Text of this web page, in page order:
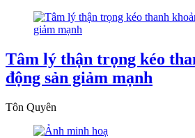
Tâm lý thận trọng kéo
động sản giảm mạnh
Tôn Quyên